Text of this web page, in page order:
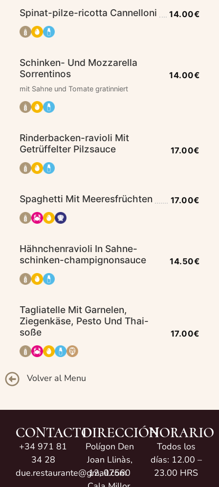
Spinat-pilze-ricotta Cannelloni 14.00€
Schinken- Und Mozzarella
Sorrentinos
14.00€
mit Sahne und Tomate gratinniert
Rinderbacken-ravioli Mit
Getrüffelter Pilzsauce
17.00€
Spaghetti Mit Meeresfrüchten 17.00€
Hähnchenravioli In Sahne-
schinken-champignonsauce
14.50€
Tagliatelle Mit Garnelen,
Ziegenkäse, Pesto Und Thai-
soße
17.00€
Volver al Menu
CONTACTO
+34 971 81
34 28
due.restaurante@gmail.com
DIRECCIÓN
Polígon Den
Joan Llinàs,
12, 07560
HORARIO
Todos los
días: 12.00 –
23.00 HRS